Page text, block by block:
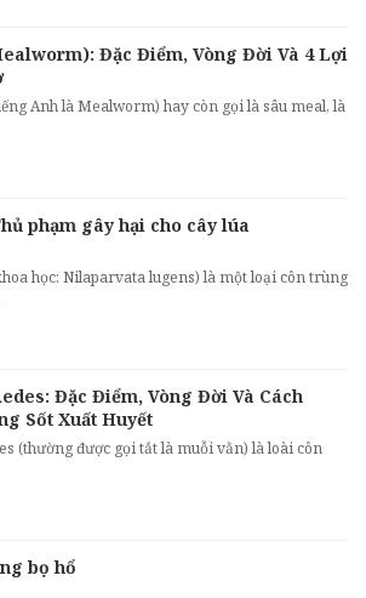
Đặc Điểm, Vòng Đời Và 4 Lợi
Anh là Mealworm) hay còn gọi là sâu meal, là
phạm gây hại cho cây lúa
học: Nilaparvata lugens) là một loại côn trùng
Đặc Điểm, Vòng Đời Và Cách
Sốt Xuất Huyết
(thường được gọi tắt là muỗi vằn) là loài côn
bọ hổ